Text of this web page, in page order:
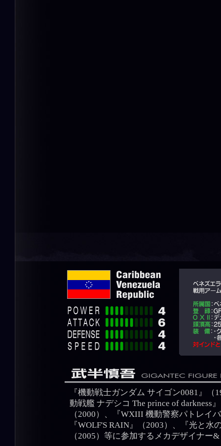
『機動戦士ガンダム サイゴン0081』
動戦艦 ナデシコ The prince of darkness
（2000）、『WXIII 機動警察パトレイ
『WOLF'S RAIN』（2003）、『光と
（2005）等に参加するメカデザイナー